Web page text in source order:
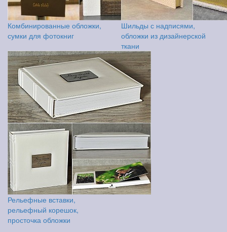
Комбинированные обложки,
сумки для фотокниг
Шильды с надписями,
обложки из дизайнерской
ткани
Рельефные вставки,
рельефный корешок,
просточка обложки